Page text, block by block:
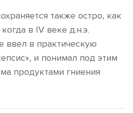
также остро, как
в IV веке д.н.э.
ввел в практическую
и понимал под этим
продуктами гниения